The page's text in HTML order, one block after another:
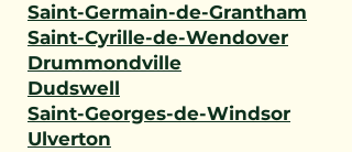
Saint-Germain-de-Grantham
Saint-Cyrille-de-Wendover
Drummondville
Dudswell
Saint-Georges-de-Windsor
Ulverton